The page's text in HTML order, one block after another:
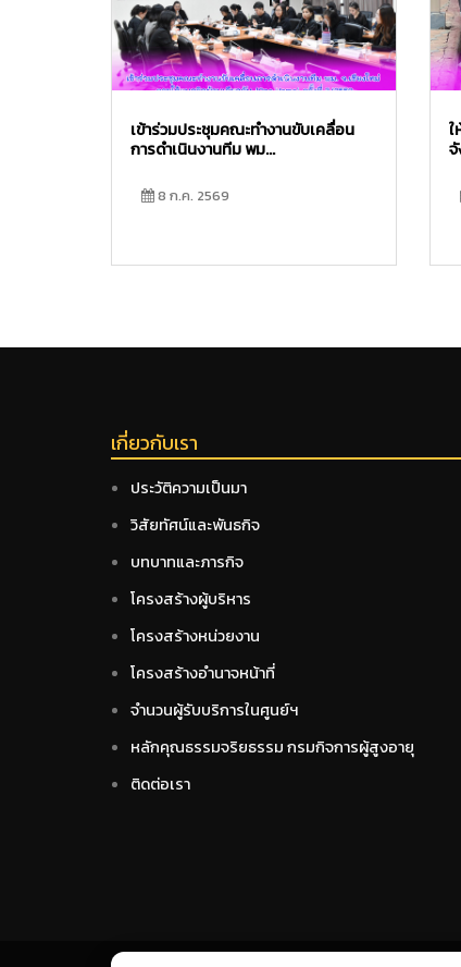
เข้าร่วมประชุมคณะทำงานขับเคลื่อน
การดำเนินงานทีม พม...
8 ก.ค. 2569
เกี่ยวกับเรา
ประวัติความเป็นมา
วิสัยทัศน์และพันธกิจ
บทบาทและภารกิจ
โครงสร้างผู้บริหาร
โครงสร้างหน่วยงาน
โครงสร้างอำนาจหน้าที่
จำนวนผู้รับบริการในศูนย์ฯ
หลักคุณธรรมจริยธรรม กรมกิจการผู้สูงอายุ
ติดต่อเรา